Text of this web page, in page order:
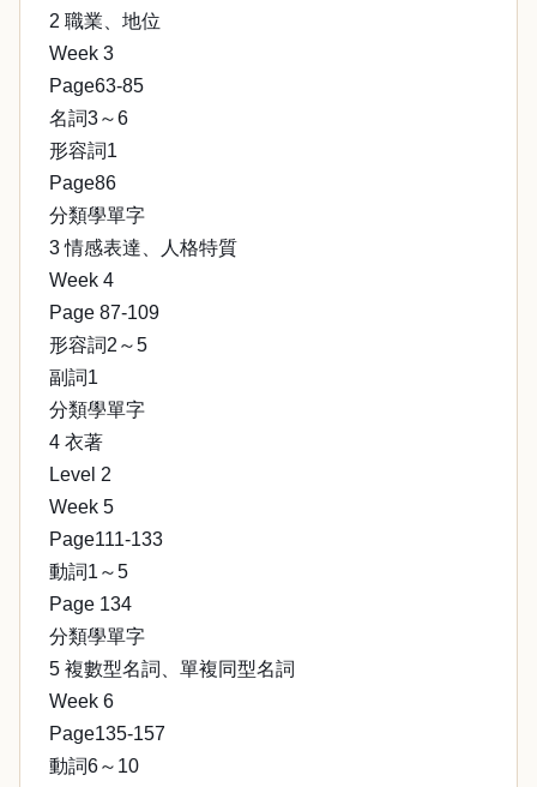
2 職業、地位
Week 3
Page63-85
名詞3～6
形容詞1
Page86
分類學單字
3 情感表達、人格特質
Week 4
Page 87-109
形容詞2～5
副詞1
分類學單字
4 衣著
Level 2
Week 5
Page111-133
動詞1～5
Page 134
分類學單字
5 複數型名詞、單複同型名詞
Week 6
Page135-157
動詞6～10